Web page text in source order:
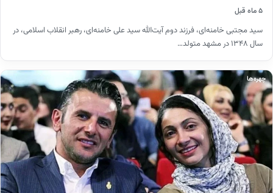
۵ ماه قبل
سید مجتبی خامنه‌ای، فرزند دوم آیت‌الله سید علی خامنه‌ای، رهبر انقلاب اسلامی، در
سال ۱۳۴۸ در مشهد متولد…
چهره‌ها